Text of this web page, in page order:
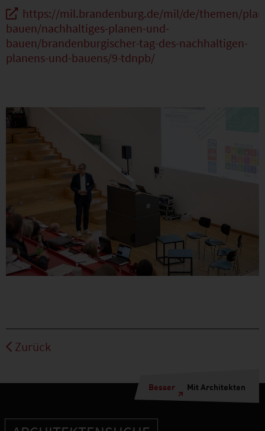
https://mil.brandenburg.de/mil/de/themen/
bauen/nachhaltiges-planen-und-
bauen/brandenburgischer-tag-des-nachhaltigen-
planens-und-bauens/9-tdnpb/
Zurück
Besser Mit Architekten